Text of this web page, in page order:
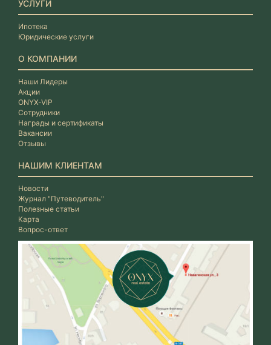
УСЛУГИ
Ипотека
Юридические услуги
О КОМПАНИИ
Наши Лидеры
Акции
ONYX-VIP
Сотрудники
Награды и сертификаты
Вакансии
Отзывы
НАШИМ КЛИЕНТАМ
Новости
Журнал "Путеводитель"
Полезные статьи
Карта
Вопрос-ответ